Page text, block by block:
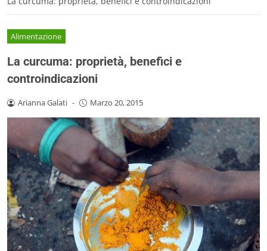
Alimentazione
La curcuma: proprietà, benefici e
controindicazioni
Arianna Galati - Marzo 20, 2015